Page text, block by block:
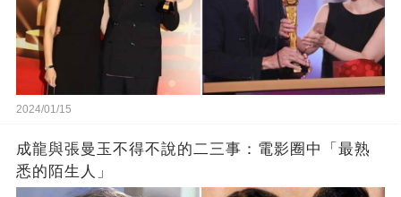
2024/01/15
成龍與張曼玉不得不說的二三事：電影圈中「最熟
悉的陌生人」